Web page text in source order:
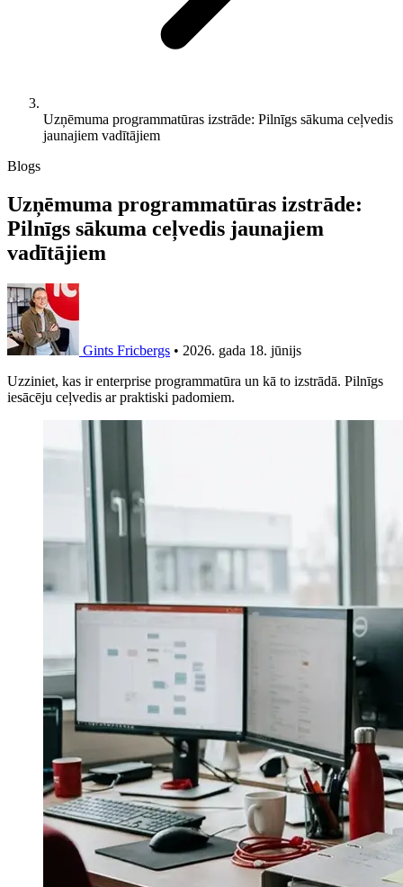
Uzņēmuma programmatūras izstrāde: Pilnīgs sākuma ceļvedis
jaunajiem vadītājiem
Blogs
Uzņēmuma programmatūras izstrāde:
Pilnīgs sākuma ceļvedis jaunajiem
vadītājiem
Gints Fricbergs • 2026. gada 18. jūnijs
Uzziniet, kas ir enterprise programmatūra un kā to izstrādā. Pilnīgs
iesācēju ceļvedis ar praktiski padomiem.